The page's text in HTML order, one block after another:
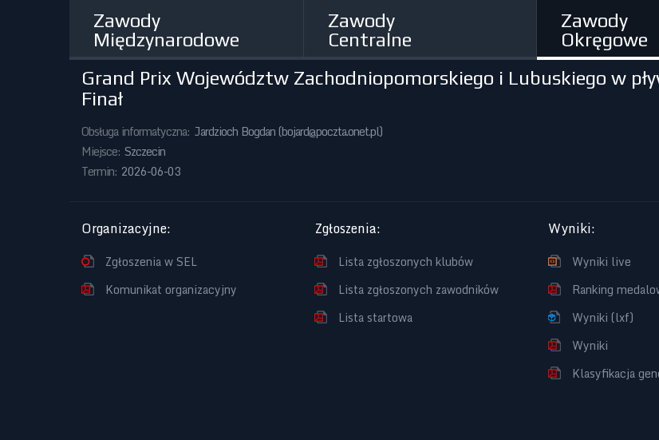
Zawody
Międzynarodowe
Zawody
Centralne
Zawody
Okręgowe
Grand Prix Województw Zachodniopomorskiego i Lubuskiego w
Finał
Obsługa informatyczna: Jardzioch Bogdan (bojard@poczta.onet.pl)
Miejsce: Szczecin
Termin: 2026-06-03
Organizacyjne:
Zgłoszenia w SEL
Komunikat organizacyjny
Zgłoszenia:
Lista zgłoszonych klubów
Lista zgłoszonych zawodników
Lista startowa
Wyniki:
Wyniki live
Ranking
Wyniki (lxf)
Wyniki
Klasyfikacja